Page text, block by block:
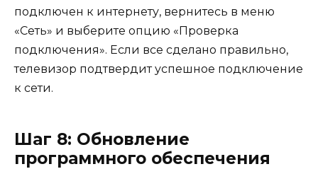
подключен к интернету, вернитесь в меню
«Сеть» и выберите опцию «Проверка
подключения». Если все сделано правильно,
телевизор подтвердит успешное подключение
к сети.
Шаг 8: Обновление
программного обеспечения